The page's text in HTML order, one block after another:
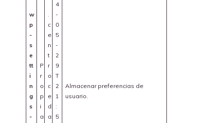
w
p
-
s
e
tt
i
n
g
s
-
P
r
o
p
i
a
c
e
n
t
r
o
c
e
d
a
4
-
0
5
-
2
9
T
2
1
:
5
Almacenar preferencias de
usuario.